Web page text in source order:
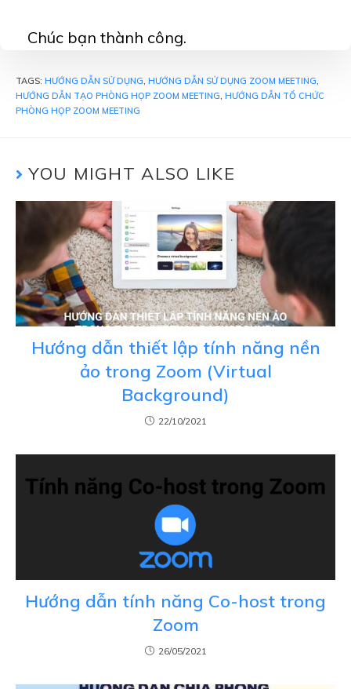
Chúc bạn thành công.
TAGS: HƯỚNG DẪN SỬ DỤNG, HƯỚNG DẪN SỬ DỤNG ZOOM MEETING,
HƯỚNG DẪN TẠO PHÒNG HỌP ZOOM MEETING, HƯỚNG DẪN TỔ CHỨC
PHÒNG HỌP ZOOM MEETING
YOU MIGHT ALSO LIKE
Hướng dẫn thiết lập tính năng nền
ảo trong Zoom (Virtual
Background)
22/10/2021
Hướng dẫn tính năng Co-host trong
Zoom
26/05/2021